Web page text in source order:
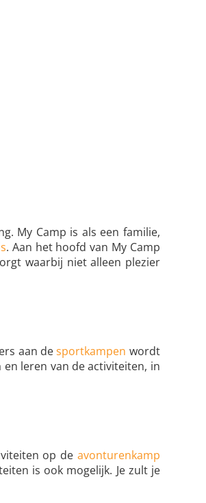
My Camp is als een familie,
. Aan het hoofd van My Camp
waarbij niet alleen plezier
aan desportkampen wordt
leren van de activiteiten, in
op de avonturenkamp
is ook mogelijk. Je zult je